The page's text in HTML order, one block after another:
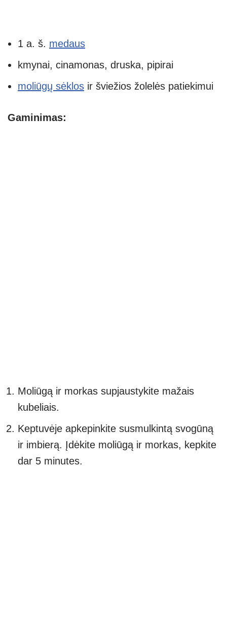
1 a. š. medaus
kmynai, cinamonas, druska, pipirai
moliūgų sėklos ir šviežios žolelės patiekimui
Gaminimas:
Moliūgą ir morkas supjaustykite mažais
kubeliais.
Keptuvėje apkepinkite susmulkintą svogūną
ir imbierą. Įdėkite moliūgą ir morkas, kepkite
dar 5 minutes.